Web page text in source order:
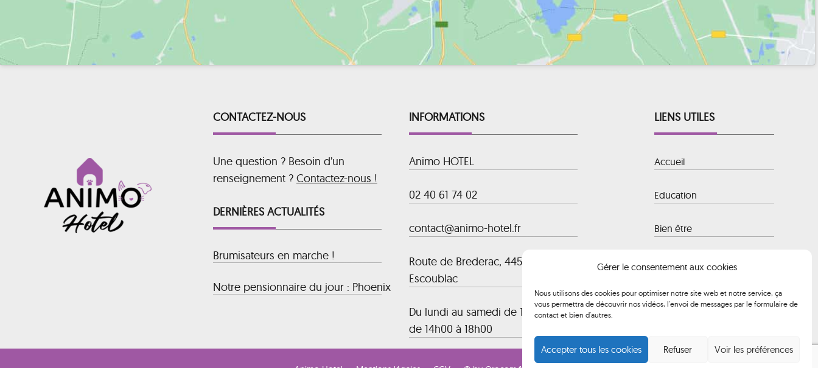
Gérer le consentement aux cookies
Nous utilisons des cookies pour optimiser notre site web et notre service, ça
vous permettra de découvrir nos vidéos, l'envoi de messages par le formulaire de
contact et bien d'autres.
Accepter tous les cookies Refuser Voir les préférences
CONTACTEZ-NOUS
Une question ? Besoin d’un
renseignement ? Contactez-nous !
DERNIÈRES ACTUALITÉS
Brumisateurs en marche !
Notre pensionnaire du jour : Phoenix
INFORMATIONS
Animo HOTEL
02 40 61 74 02
contact@animo-hotel.fr
Route de Brederac, 44500 La Baule-
Escoublac
Du lundi au samedi de 10h00 à 12h00 et
de 14h00 à 18h00
LIENS UTILES
Accueil
Education
Bien être
Hôtellerie
Transport